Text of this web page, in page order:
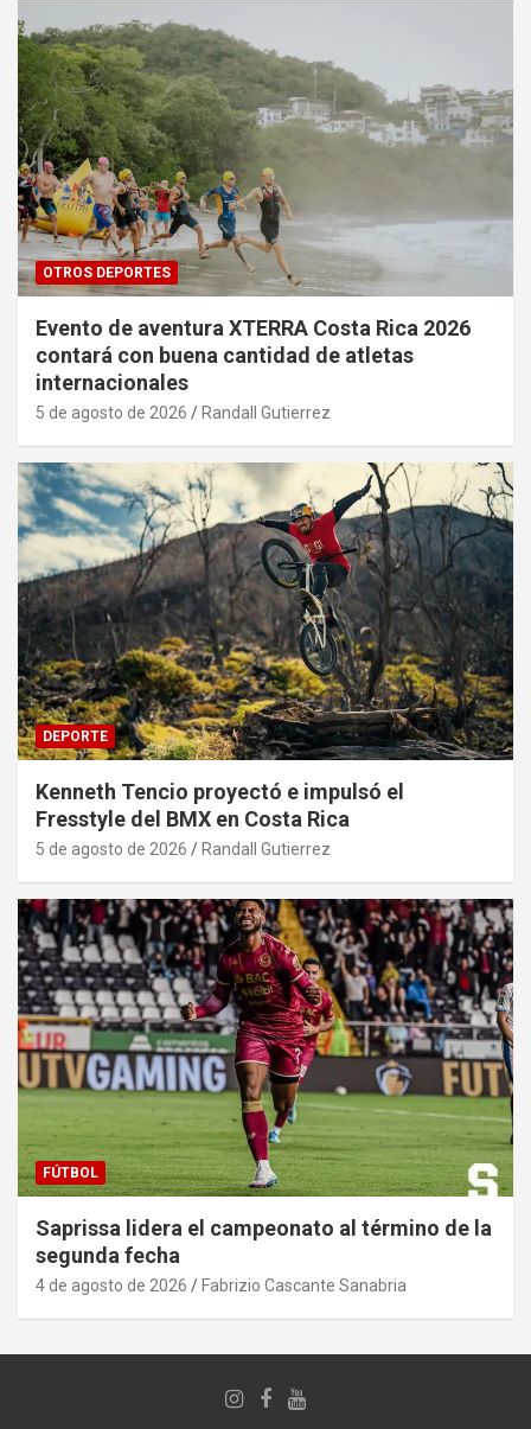
OTROS DEPORTES
Evento de aventura XTERRA Costa Rica 2026
contará con buena cantidad de atletas
internacionales
5 de agosto de 2026 Randall Gutierrez
DEPORTE
Kenneth Tencio proyectó e impulsó el
Fresstyle del BMX en Costa Rica
5 de agosto de 2026 Randall Gutierrez
FÚTBOL
Saprissa lidera el campeonato al término de la
segunda fecha
4 de agosto de 2026 Fabrizio Cascante Sanabria